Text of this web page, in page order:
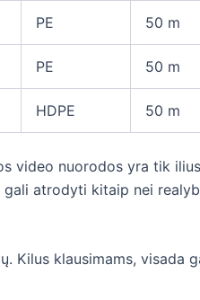
PE 50 m
PE 50 m
HDPE 50 m
video nuorodos yra tik
atrodyti kitaip nei
Kilus klausimams, visada